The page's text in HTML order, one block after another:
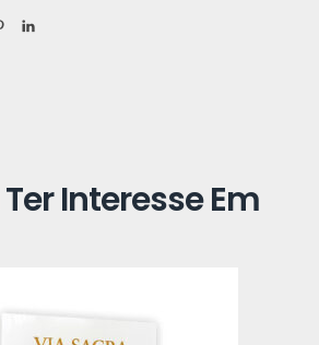
Interesse Em